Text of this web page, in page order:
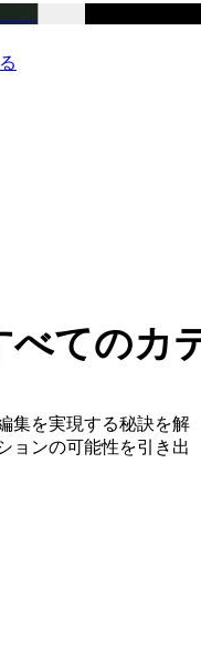
てのカ
集を実現する秘訣を解
ョンの可能性を引き出